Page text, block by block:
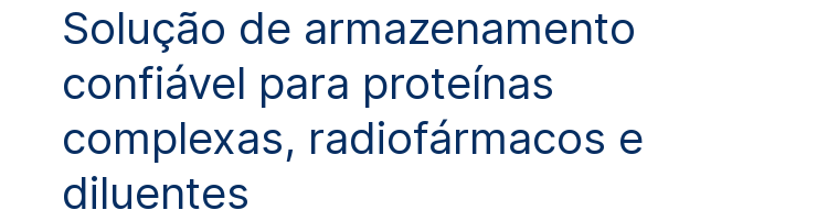
Solução de armazenamento
confiável para proteínas
complexas, radiofármacos e
diluentes